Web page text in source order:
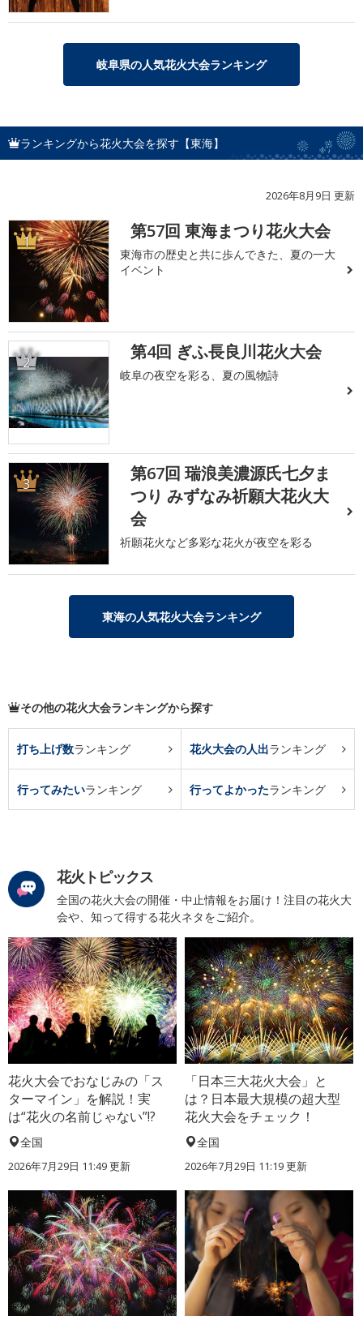
岐阜県の人気花火大会ランキング
ランキングから花火大会を探す【東海】
2026年8月9日 更新
1 第57回 東海まつり花火大会
東海市の歴史と共に歩んできた、夏の一大
イベント
2 第4回 ぎふ長良川花火大会
岐阜の夜空を彩る、夏の風物詩
3
第67回 瑞浪美濃源氏七夕ま
つり みずなみ祈願大花火大
会
祈願花火など多彩な花火が夜空を彩る
東海の人気花火大会ランキング
その他の花火大会ランキングから探す
打ち上げ数ランキング 花火大会の人出ランキング
行ってみたいランキング 行ってよかったランキング
花火トピックス
全国の花火大会の開催・中止情報をお届け！注目の花火大
会や、知って得する花火ネタをご紹介。
花火大会でおなじみの「ス
ターマイン」を解説！実
は“花火の名前じゃない”!?
全国
2026年7月29日 11:49 更新
「日本三大花火大会」と
は？日本最大規模の超大型
花火大会をチェック！
全国
2026年7月29日 11:19 更新